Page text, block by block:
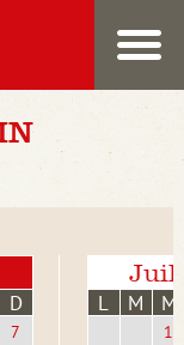
D
7
L M M
1